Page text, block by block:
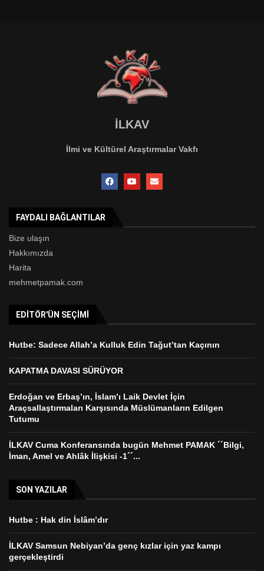
İLKAV
İlmi ve Kültürel Araştırmalar Vakfı
FAYDALI BAĞLANTILAR
Bize ulaşın
Hakkımızda
Harita
mehmetpamak.com
EDITÖR'ÜN SEÇIMI
Hutbe: Sadece Allah’a Kulluk Edin Tağut’tan Kaçının
KAPATMA DAVASI SÜRÜYOR
Erdoğan ve Erbaş’ın, İslam’ı Laik Devlet İçin
Araçsallaştırmaları Karşısında Müslümanların Edilgen
Tutumu
İLKAV Cuma Konferansında bugün Mehmet PAMAK ´´Bilgi,
İman, Amel ve Ahlâk İlişkisi -1´´...
SON YAZILAR
Hutbe : Hak din İslâm’dır
İLKAV Samsun Nebiyan’da genç kızlar için yaz kampı
gerçekleştirdi